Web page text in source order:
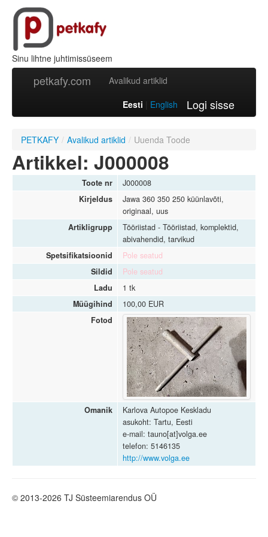
Sinu lihtne juhtimissüseem
petkafy.com Avalikud artiklid
Logi sisse
Eesti English
PETKAFY / Avalikud artiklid / Uuenda Toode
Artikkel: J000008
Toote nr
J000008
Kirjeldus
Jawa 360 350 250 küünlavõti,
originaal, uus
Artikligrupp
Tööriistad - Tööriistad, komplektid,
abivahendid, tarvikud
Spetsifikatsioonid
Pole seatud
Sildid
Pole seatud
Ladu
1 tk
Müügihind
100,00 EUR
Fotod
Omanik
Karlova Autopoe Keskladu
asukoht: Tartu, Eesti
e-mail: tauno[at]volga.ee
telefon: 5146135
http://www.volga.ee
© 2013-2026 TJ Süsteemiarendus OÜ